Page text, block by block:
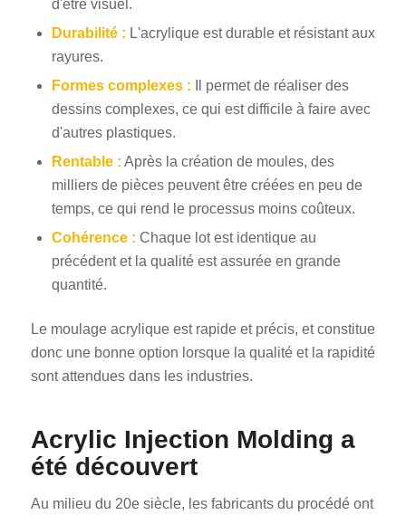
d'être visuel.
Durabilité : L'acrylique est durable et résistant aux
rayures.
Formes complexes : Il permet de réaliser des
dessins complexes, ce qui est difficile à faire avec
d'autres plastiques.
Rentable : Après la création de moules, des
milliers de pièces peuvent être créées en peu de
temps, ce qui rend le processus moins coûteux.
Cohérence : Chaque lot est identique au
précédent et la qualité est assurée en grande
quantité.
Le moulage acrylique est rapide et précis, et constitue
donc une bonne option lorsque la qualité et la rapidité
sont attendues dans les industries.
Acrylic Injection Molding a
été découvert
Au milieu du 20e siècle, les fabricants du procédé ont